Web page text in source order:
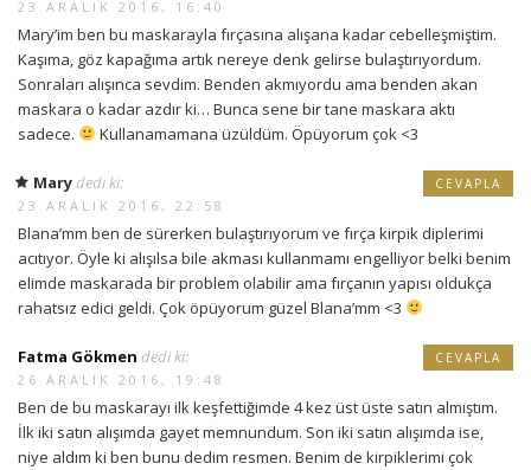
23 ARALIK 2016, 16:40
Mary’im ben bu maskarayla fırçasına alışana kadar cebelleşmiştim.
Kaşıma, göz kapağıma artık nereye denk gelirse bulaştırıyordum.
Sonraları alışınca sevdim. Benden akmıyordu ama benden akan
maskara o kadar azdır ki… Bunca sene bir tane maskara aktı
sadece.
Kullanamamana üzüldüm. Öpüyorum çok <3
Mary dedi ki:
23 ARALIK 2016, 22:58
Blana’mm ben de sürerken bulaştırıyorum ve fırça kirpik diplerimi
acıtıyor. Öyle ki alışılsa bile akması kullanmamı engelliyor belki benim
elimde maskarada bir problem olabilir ama fırçanın yapısı oldukça
rahatsız edici geldi. Çok öpüyorum güzel Blana’mm <3
CEVAPLA
Fatma Gökmen dedi ki:
26 ARALIK 2016, 19:48
Ben de bu maskarayı ilk keşfettiğimde 4 kez üst üste satın almıştım.
İlk iki satın alışımda gayet memnundum. Son iki satın alışımda ise,
niye aldım ki ben bunu dedim resmen. Benim de kirpiklerimi çok
CEVAPLA